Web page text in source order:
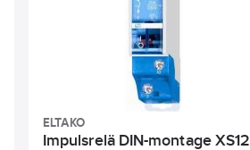
ELTAKO
Impulsrelä DIN-montage XS12